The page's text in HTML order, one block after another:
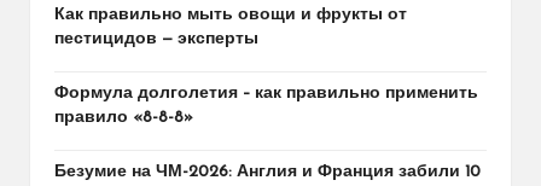
Как правильно мыть овощи и фрукты от
пестицидов — эксперты
Формула долголетия – как правильно применить
правило «8-8-8»
Безумие на ЧМ-2026: Англия и Франция забили 10